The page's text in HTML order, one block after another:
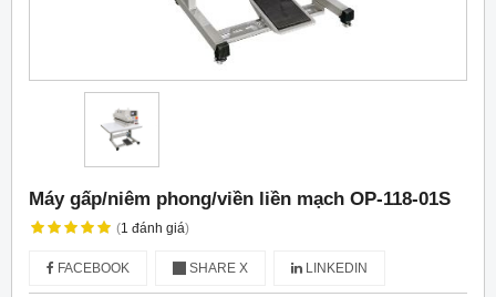
Máy gấp/niêm phong/viền liền mạch OP-118-01S
(1 đánh giá)
FACEBOOK SHARE X LINKEDIN